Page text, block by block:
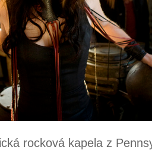
rocková kapela z